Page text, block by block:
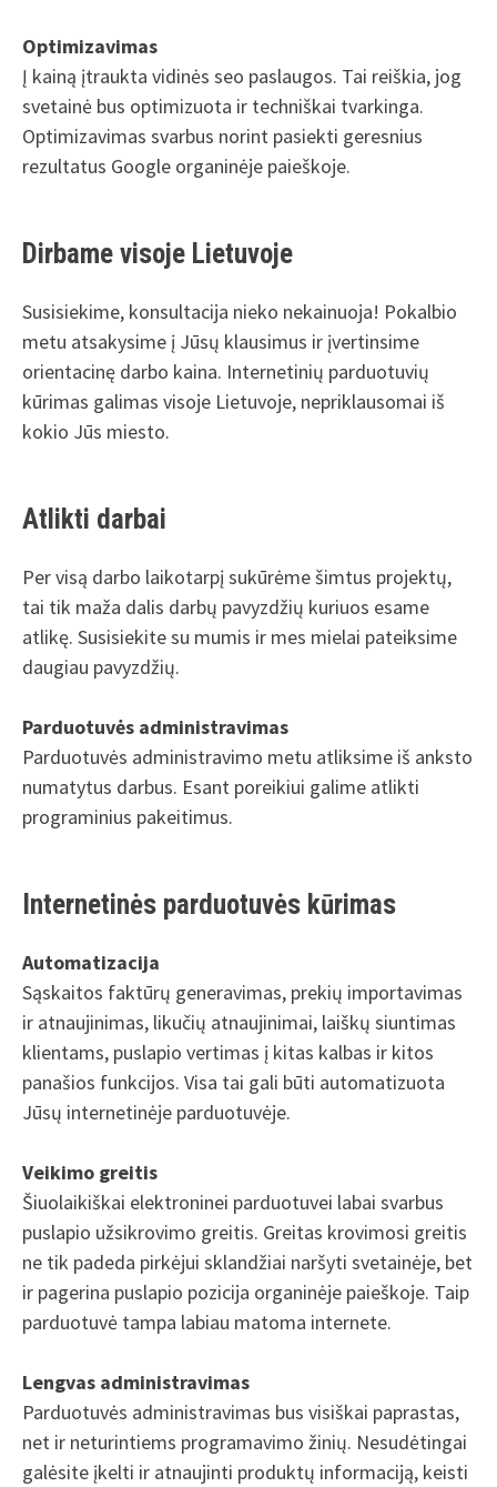
Optimizavimas
Į kainą įtraukta vidinės seo paslaugos. Tai reiškia, jog
svetainė bus optimizuota ir techniškai tvarkinga.
Optimizavimas svarbus norint pasiekti geresnius
rezultatus Google organinėje paieškoje.
Dirbame visoje Lietuvoje
Susisiekime, konsultacija nieko nekainuoja! Pokalbio
metu atsakysime į Jūsų klausimus ir įvertinsime
orientacinę darbo kaina. Internetinių parduotuvių
kūrimas galimas visoje Lietuvoje, nepriklausomai iš
kokio Jūs miesto.
Atlikti darbai
Per visą darbo laikotarpį sukūrėme šimtus projektų,
tai tik maža dalis darbų pavyzdžių kuriuos esame
atlikę. Susisiekite su mumis ir mes mielai pateiksime
daugiau pavyzdžių.
Parduotuvės administravimas
Parduotuvės administravimo metu atliksime iš anksto
numatytus darbus. Esant poreikiui galime atlikti
programinius pakeitimus.
Internetinės parduotuvės kūrimas
Automatizacija
Sąskaitos faktūrų generavimas, prekių importavimas
ir atnaujinimas, likučių atnaujinimai, laiškų siuntimas
klientams, puslapio vertimas į kitas kalbas ir kitos
panašios funkcijos. Visa tai gali būti automatizuota
Jūsų internetinėje parduotuvėje.
Veikimo greitis
Šiuolaikiškai elektroninei parduotuvei labai svarbus
puslapio užsikrovimo greitis. Greitas krovimosi greitis
ne tik padeda pirkėjui sklandžiai naršyti svetainėje, bet
ir pagerina puslapio pozicija organinėje paieškoje. Taip
parduotuvė tampa labiau matoma internete.
Lengvas administravimas
Parduotuvės administravimas bus visiškai paprastas,
net ir neturintiems programavimo žinių. Nesudėtingai
galėsite įkelti ir atnaujinti produktų informaciją, keisti